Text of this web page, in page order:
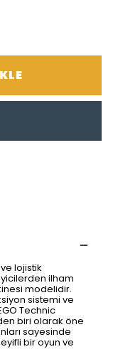
lojistik
ilham
modelidir.
sistemi ve
Technic
biri olarak öne
sayesinde
bir oyun ve